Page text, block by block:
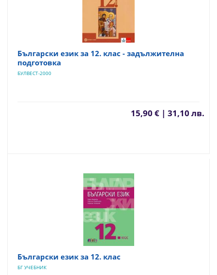
Български език за 12. клас - задължителна
подготовка
БУЛВЕСТ-2000
15,90 € | 31,10 лв.
Български език за 12. клас
БГ УЧЕБНИК